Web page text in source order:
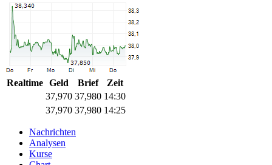
Realtime Geld Brief
Zeit
37,970 37,980 14:30
37,970 37,980 14:25
Nachrichten
Analysen
Kurse